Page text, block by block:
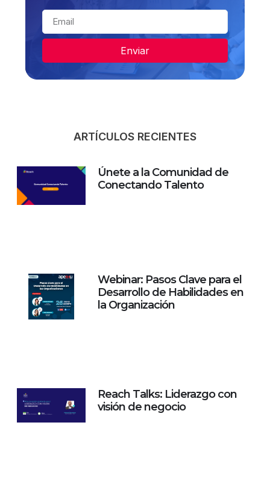
Enviar
ARTÍCULOS RECIENTES
Únete a la Comunidad de
Conectando Talento
Webinar: Pasos Clave para el
Desarrollo de Habilidades en
la Organización
Reach Talks: Liderazgo con
visión de negocio